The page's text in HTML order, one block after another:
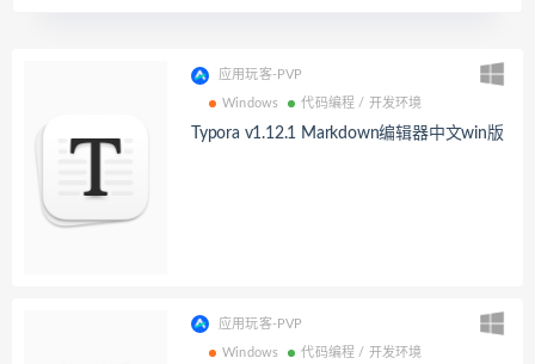
应用玩客-PVP
Windows 代码编程 / 开发环境
Typora v1.12.1 Markdown编辑器中文win版
应用玩客-PVP
Windows 代码编程 / 开发环境